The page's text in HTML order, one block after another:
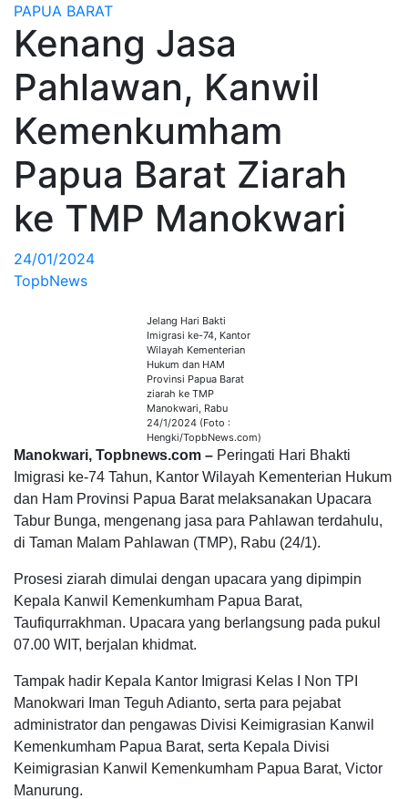
PAPUA BARAT
Kenang Jasa
Pahlawan, Kanwil
Kemenkumham
Papua Barat Ziarah
ke TMP Manokwari
24/01/2024
TopbNews
Jelang Hari Bakti
Imigrasi ke-74, Kantor
Wilayah Kementerian
Hukum dan HAM
Provinsi Papua Barat
ziarah ke TMP
Manokwari, Rabu
24/1/2024 (Foto :
Hengki/TopbNews.com)
Manokwari, Topbnews.com – Peringati Hari Bhakti
Imigrasi ke-74 Tahun, Kantor Wilayah Kementerian Hukum
dan Ham Provinsi Papua Barat melaksanakan Upacara
Tabur Bunga, mengenang jasa para Pahlawan terdahulu,
di Taman Malam Pahlawan (TMP), Rabu (24/1).
Prosesi ziarah dimulai dengan upacara yang dipimpin
Kepala Kanwil Kemenkumham Papua Barat,
Taufiqurrakhman. Upacara yang berlangsung pada pukul
07.00 WIT, berjalan khidmat.
Tampak hadir Kepala Kantor Imigrasi Kelas I Non TPI
Manokwari Iman Teguh Adianto, serta para pejabat
administrator dan pengawas Divisi Keimigrasian Kanwil
Kemenkumham Papua Barat, serta Kepala Divisi
Keimigrasian Kanwil Kemenkumham Papua Barat, Victor
Manurung.